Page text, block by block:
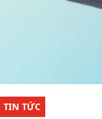
TIN TỨC